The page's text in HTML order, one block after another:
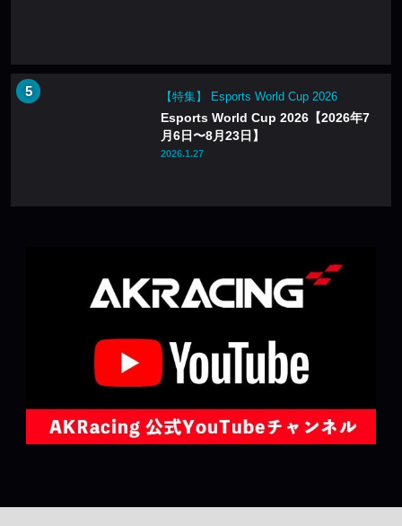
【特集】 Esports World Cup 2026
Esports World Cup 2026【2026年7
月6日〜8月23日】
2026.1.27